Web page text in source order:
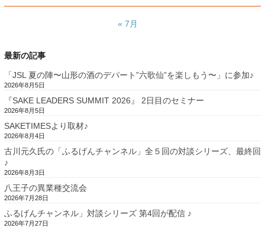
« 7月
最新の記事
「JSL 夏の陣〜山形の酒のデパート”六歌仙”を楽しもう〜」に参加♪
2026年8月5日
『SAKE LEADERS SUMMIT 2026』 2日目のセミナー
2026年8月5日
SAKETIMESより取材♪
2026年8月4日
古川元久氏の「ふるげんチャンネル」全５回の対談シリーズ、最終回
♪
2026年8月3日
八王子の異業種交流会
2026年7月28日
ふるげんチャンネル」対談シリーズ 第4回が配信 ♪
2026年7月27日